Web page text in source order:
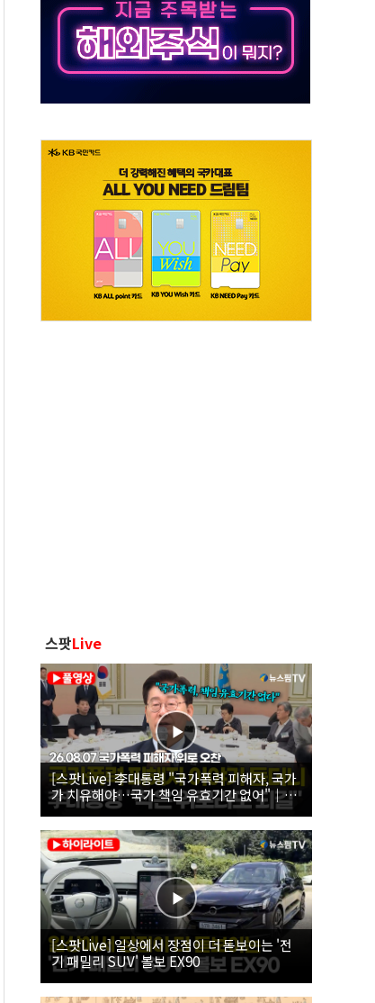
스팟Live
[스팟Live] 李대통령 "국가폭력 피해자, 국가
가 치유해야…국가 책임 유효기간 없어"｜
26.08.07 국가폭력 피해자 위로 오찬
[스팟Live] 일상에서 장점이 더 돋보이는 '전
기 패밀리 SUV' 볼보 EX90